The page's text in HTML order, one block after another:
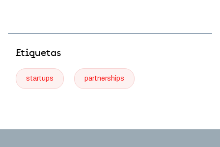
Etiquetas
startups partnerships